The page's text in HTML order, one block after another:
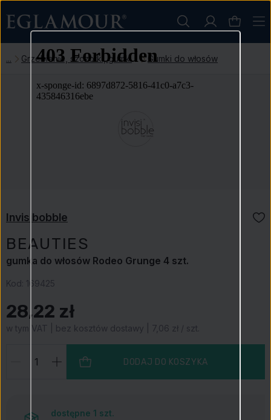
Grzebienie, szczotki, gumki Gumki do włosów
Invisibobble
BEAUTIES
gumka do włosów Rodeo Grunge 4 szt.
Kod: 169425
28,22 zł
w tym VAT | bez kosztów dostawy | 7,06 zł / szt.
DODAJ DO KOSZYKA
dostępne 1 szt.